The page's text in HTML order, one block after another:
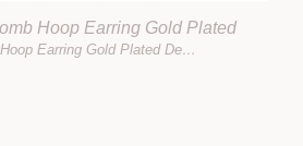
Hoop Earring Gold Plated
Earring Gold Plated De…